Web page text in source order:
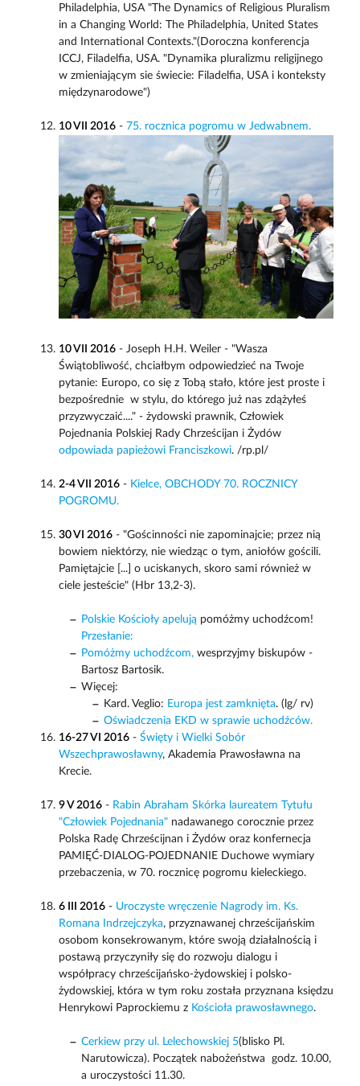
Philadelphia, USA "The Dynamics of Religious Pluralism
in a Changing World: The Philadelphia, United States
and International Contexts."(Doroczna konferencja
ICCJ, Filadelfia, USA. "Dynamika pluralizmu religijnego
w zmieniającym sie świecie: Filadelfia, USA i konteksty
międzynarodowe")
10 VII 2016- 75. rocznica pogromu w Jedwabnem.
10 VII 2016- Joseph H.H. Weiler - "Wasza
Świątobliwość, chciałbym odpowiedzieć na Twoje
pytanie: Europo, co się z Tobą stało, które jest proste i
bezpośrednie  w stylu, do którego już nas zdążyłeś
przyzwyczaić...." - żydowski prawnik, Człowiek
Pojednania Polskiej Rady Chrześcijan i Żydów
odpowiada papieżowi Franciszkowi. /rp.pl/
2-4 VII 2016- Kielce, OBCHODY 70. ROCZNICY
POGROMU.
30 VI 2016- "Gościnności nie zapominajcie; przez nią
bowiem niektórzy, nie wiedząc o tym, aniołów gościli.
Pamiętajcie [...] o uciskanych, skoro sami również w
ciele jesteście" (Hbr 13,2-3).
Polskie Kościoły apelują pomóżmy uchodźcom!
Przesłanie:
Pomóżmy uchodźcom,wesprzyjmy biskupów -
Bartosz Bartosik.
Więcej:
Kard. Veglio: Europa jest zamknięta. (lg/ rv)
Oświadczenia EKD w sprawie uchodźców.
16-27 VI 2016- Święty i Wielki Sobór
Wszechprawosławny, Akademia Prawosławna na
Krecie.
9 V 2016- Rabin Abraham Skórka laureatem Tytułu
"Człowiek Pojednania"nadawanego corocznie przez
Polska Radę Chrześcijnan i Żydów oraz konfernecja
PAMIĘĆ-DIALOG-POJEDNANIE Duchowe wymiary
przebaczenia, w 70. rocznicę pogromu kieleckiego.
6 III 2016- Uroczyste wręczenie Nagrody im. Ks.
Romana Indrzejczyka, przyznawanej chrześcijańskim
osobom konsekrowanym, które swoją działalnością i
postawą przyczyniły się do rozwoju dialogu i
współpracy chrześcijańsko-żydowskiej i polsko-
żydowskiej, która w tym roku została przyznana księdzu
Henrykowi Paprockiemu z Kościoła prawosławnego.
Cerkiew przy ul. Lelechowskiej 5(blisko Pl.
Narutowicza). Początek nabożeństwa  godz. 10.00,
a uroczystości 11.30.